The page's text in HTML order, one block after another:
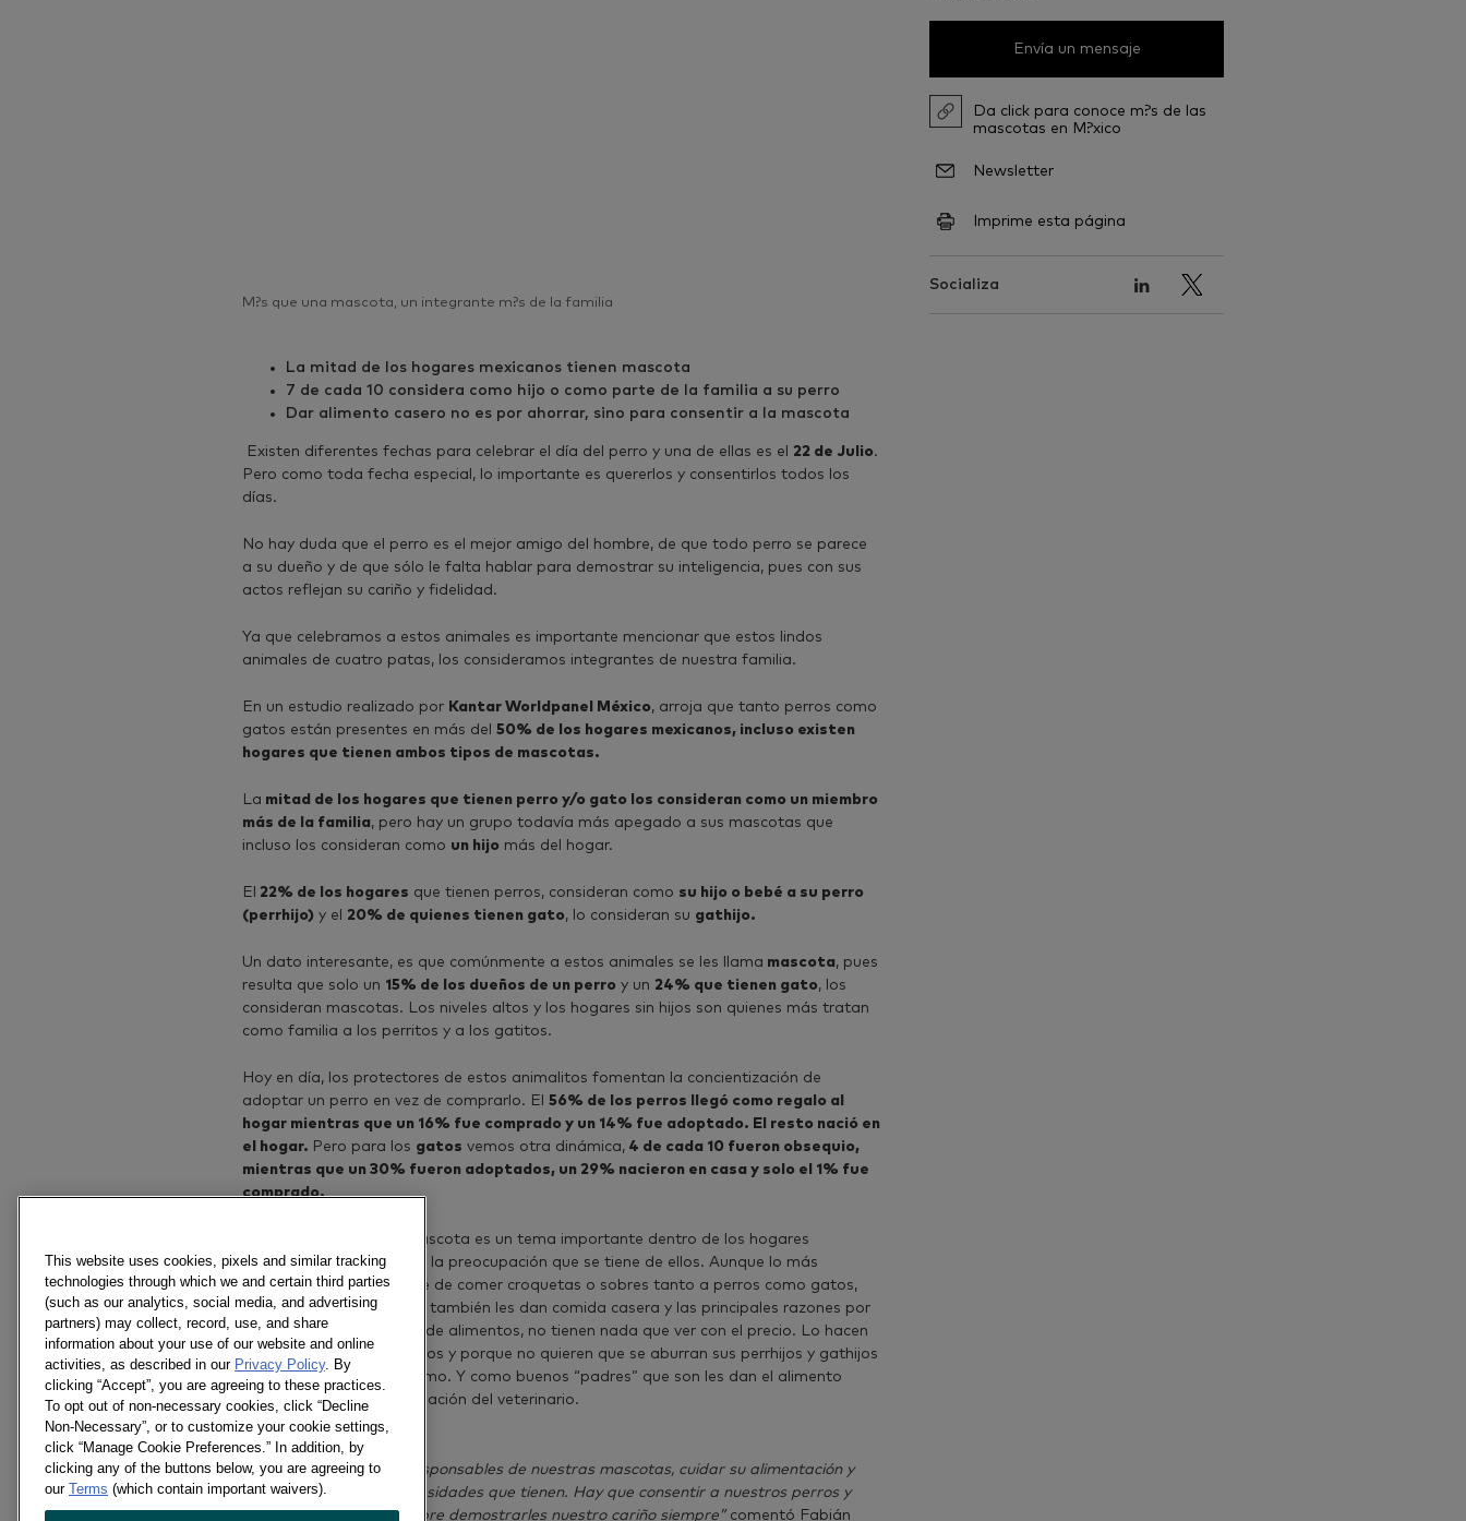
M?s que una mascota, un integrante m?s de la familia
La mitad de los hogares mexicanos tienen mascota
7 de cada 10 considera como hijo o como parte de la familia a su perro
Dar alimento casero no es por ahorrar, sino para consentir a la mascota
Existen diferentes fechas para celebrar el día del perro y una de ellas es el 22 de Julio.
Pero como toda fecha especial, lo importante es quererlos y consentirlos todos los
días.
No hay duda que el perro es el mejor amigo del hombre, de que todo perro se parece
a su dueño y de que sólo le falta hablar para demostrar su inteligencia, pues con sus
actos reflejan su cariño y fidelidad.
Ya que celebramos a estos animales es importante mencionar que estos lindos
animales de cuatro patas, los consideramos integrantes de nuestra familia.
En un estudio realizado por Kantar Worldpanel México, arroja que tanto perros como
gatos están presentes en más del 50% de los hogares mexicanos, incluso existen
hogares que tienen ambos tipos de mascotas.
La mitad de los hogares que tienen perro y/o gato los consideran como un miembro
más de la familia, pero hay un grupo todavía más apegado a sus mascotas que
incluso los consideran como un hijo más del hogar.
El 22% de los hogares que tienen perros, consideran como su hijo o bebé a su perro
(perrhijo) y el 20% de quienes tienen gato, lo consideran su gathijo.
Un dato interesante, es que comúnmente a estos animales se les llama mascota, pues
resulta que solo un 15% de los dueños de un perro y un 24% que tienen gato, los
consideran mascotas. Los niveles altos y los hogares sin hijos son quienes más tratan
como familia a los perritos y a los gatitos.
Hoy en día, los protectores de estos animalitos fomentan la concientización de
adoptar un perro en vez de comprarlo. El 56% de los perros llegó como regalo al
hogar mientras que un 16% fue comprado y un 14% fue adoptado. El resto nació en
el hogar. Pero para los gatos vemos otra dinámica, 4 de cada 10 fueron obsequio,
mientras que un 30% fueron adoptados, un 29% nacieron en casa y solo el 1% fue
comprado.
La alimentación de la mascota es un tema importante dentro de los hogares
mexicanos, ya que refleja la preocupación que se tiene de ellos. Aunque lo más
práctico y común es darle de comer croquetas o sobres tanto a perros como gatos,
hay muchos hogares que también les dan comida casera y las principales razones por
las que les dan este tipo de alimentos, no tienen nada que ver con el precio. Lo hacen
porque quieren consentirlos y porque no quieren que se aburran sus perrhijos y gathijos
siempre comiendo lo mismo. Y como buenos “padres” que son les dan el alimento
procesado por recomendación del veterinario.
“Lo importante es ser responsables de nuestras mascotas, cuidar su alimentación y
satisfacer todas las necesidades que tienen. Hay que consentir a nuestros perros y
gatos no solo hoy y siempre demostrarles nuestro cariño siempre”comentó Fabián
Envía un mensaje
Da click para conoce m?s de las
mascotas en M?xico
Newsletter
Imprime esta página
Socializa
This website uses cookies, pixels and similar tracking
technologies through which we and certain third parties
(such as our analytics, social media, and advertising
partners) may collect, record, use, and share
information about your use of our website and online
activities, as described in our Privacy Policy. By
clicking “Accept”, you are agreeing to these practices.
To opt out of non-necessary cookies, click “Decline
Non-Necessary”, or to customize your cookie settings,
click “Manage Cookie Preferences.” In addition, by
clicking any of the buttons below, you are agreeing to
our Terms (which contain important waivers).